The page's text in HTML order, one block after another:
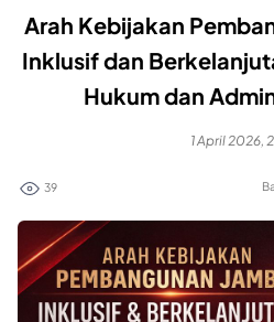
Arah Kebijakan
Inklusif dan
Hukum dan
1 April 2026,
39